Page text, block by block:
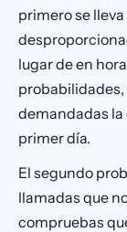
primero se
lugar de en
probabilidades,
demandadas la
primer día.
El segundo
llamadas que
compruebas